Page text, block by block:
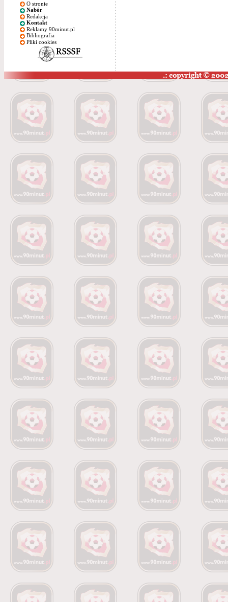
O stronie
Nabór
Redakcja
Kontakt
Reklamy 90minut.pl
Bibliografia
Pliki cookies